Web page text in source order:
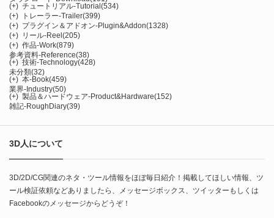
(+) チュートリアル-Tutorial(534)
(+)
トレーラー-Trailer(399)
(+) プラグイン＆アドオン-Plugin&Addon(1328)
(+) リール-Reel(205)
(+) 作品-Work(879)
参考資料-Reference(38)
(+) 技術-Technology(428)
未分類(32)
(+) 本-Book(459)
業界-Industry(50)
(+) 製品＆ハードウェア-Product&Hardware(152)
雑記-RoughDiary(39)
3D人について
3D/2D/CG関連のネタ・ツール情報をほぼ毎日紹介！掲載してほしい情報、ツ
ール検証依頼などありましたら、メッセージボックス、ツイッターもしくは
Facebookのメッセージからどうぞ！